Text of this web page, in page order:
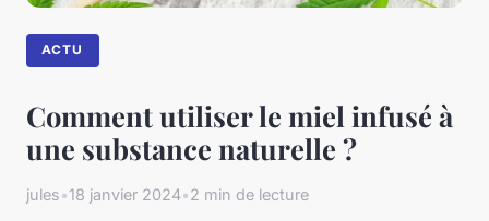
ACTU
Comment utiliser le miel infusé à
une substance naturelle ?
jules•18 janvier 2024•2 min de lecture